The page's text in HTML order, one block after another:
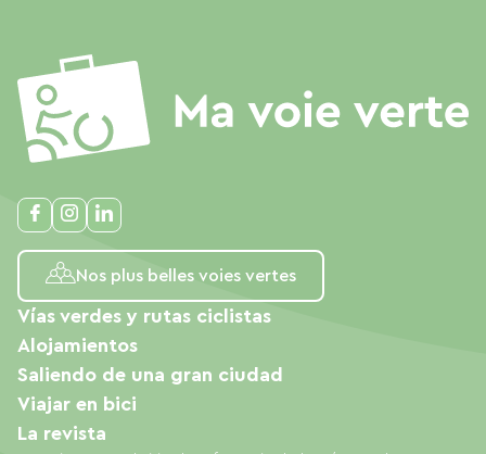
Nos plus belles voies vertes
Vías verdes y rutas ciclistas
Alojamientos
Saliendo de una gran ciudad
Viajar en bici
La revista